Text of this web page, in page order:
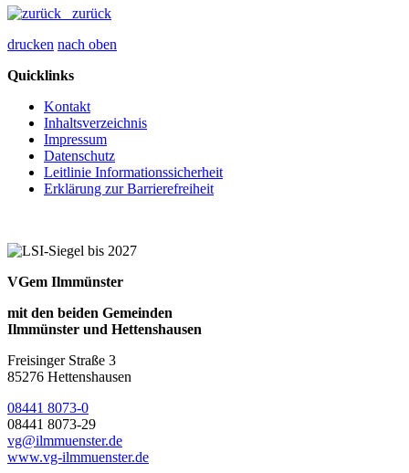
zurück
drucken nach oben
Quicklinks
Kontakt
Inhaltsverzeichnis
Impressum
Datenschutz
Leitlinie Informationssicherheit
Erklärung zur Barrierefreiheit
VGem Ilmmünster
mit den beiden Gemeinden
Ilmmünster und Hettenshausen
Freisinger Straße 3
85276 Hettenshausen
08441 8073-0
08441 8073-29
vg@ilmmuenster.de
www.vg-ilmmuenster.de